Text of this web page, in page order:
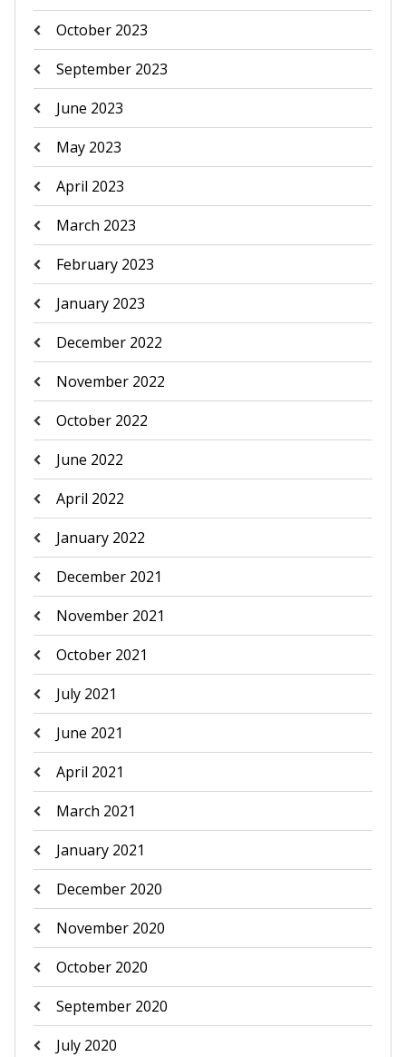
October 2023
September 2023
June 2023
May 2023
April 2023
March 2023
February 2023
January 2023
December 2022
November 2022
October 2022
June 2022
April 2022
January 2022
December 2021
November 2021
October 2021
July 2021
June 2021
April 2021
March 2021
January 2021
December 2020
November 2020
October 2020
September 2020
July 2020